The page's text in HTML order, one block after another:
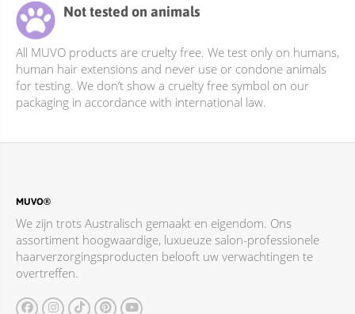
Not tested on animals
All MUVO products are cruelty free. We test only on humans,
human hair extensions and never use or condone animals
for testing. We don’t show a cruelty free symbol on our
packaging in accordance with international law.
MUVO®
We zijn trots Australisch gemaakt en eigendom. Ons
assortiment hoogwaardige, luxueuze salon-professionele
haarverzorgingsproducten belooft uw verwachtingen te
overtreffen.